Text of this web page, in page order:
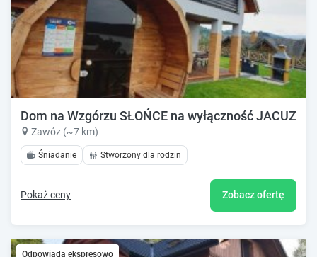
Dom na Wzgórzu SŁOŃCE na wyłączność JACUZZI
Zawóz (~7 km)
Śniadanie Stworzony dla rodzin
Pokaż ceny Zobacz ofertę
Odpowiada ekspresowo